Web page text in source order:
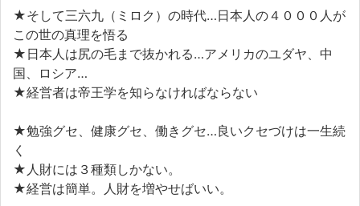
★そして三六九（ミロク）の時代…日本人の４０００人が
この世の真理を悟る
★日本人は尻の毛まで抜かれる…アメリカのユダヤ、中
国、ロシア…
★経営者は帝王学を知らなければならない
★勉強グセ、健康グセ、働きグセ…良いクセづけは一生続
く
★人財には３種類しかない。
★経営は簡単。人財を増やせばいい。